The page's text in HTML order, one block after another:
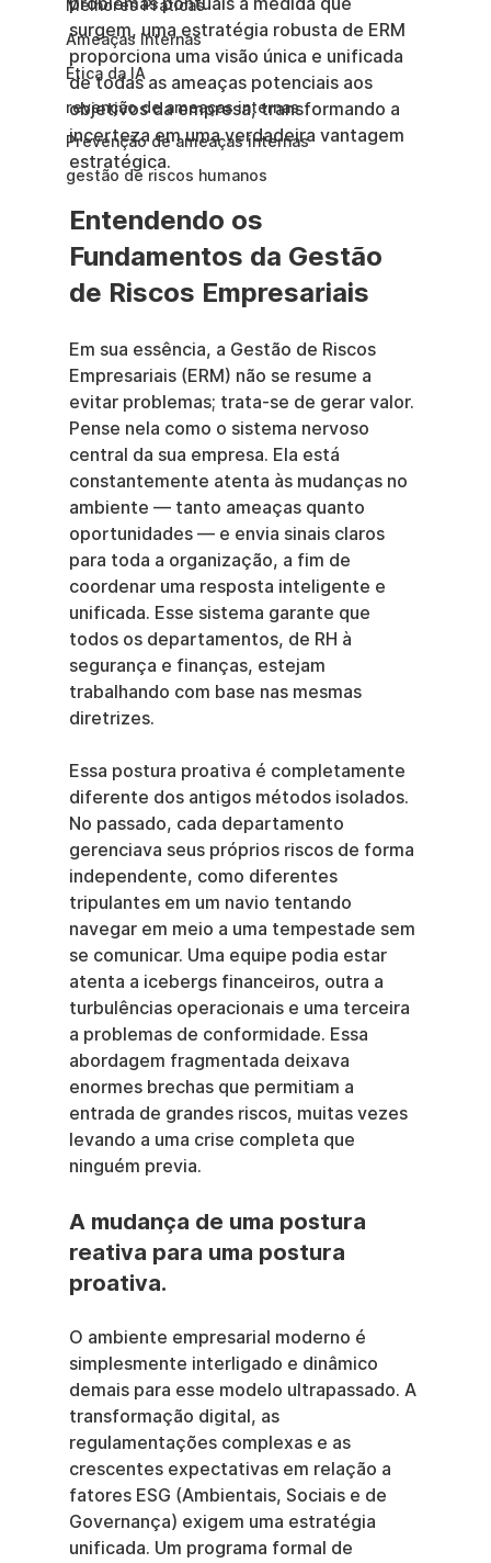
Melhores Práticas
Ameaças Internas
Ética da IA
revenção de ameaças internas
Prevenção de ameaças internas
gestão de riscos humanos
surgem, uma estratégia robusta de ERM
proporciona uma visão única e unificada
de todas as ameaças potenciais aos
objetivos da empresa, transformando a
incerteza em uma verdadeira vantagem
estratégica.
Entendendo os
Fundamentos da Gestão
de Riscos Empresariais
Em sua essência, a Gestão de Riscos
Empresariais (ERM) não se resume a
evitar problemas; trata-se de gerar valor.
Pense nela como o sistema nervoso
central da sua empresa. Ela está
constantemente atenta às mudanças no
ambiente — tanto ameaças quanto
oportunidades — e envia sinais claros
para toda a organização, a fim de
coordenar uma resposta inteligente e
unificada. Esse sistema garante que
todos os departamentos, de RH à
segurança e finanças, estejam
trabalhando com base nas mesmas
diretrizes.
Essa postura proativa é completamente
diferente dos antigos métodos isolados.
No passado, cada departamento
gerenciava seus próprios riscos de forma
independente, como diferentes
tripulantes em um navio tentando
navegar em meio a uma tempestade sem
se comunicar. Uma equipe podia estar
atenta a icebergs financeiros, outra a
turbulências operacionais e uma terceira
a problemas de conformidade. Essa
abordagem fragmentada deixava
enormes brechas que permitiam a
entrada de grandes riscos, muitas vezes
levando a uma crise completa que
ninguém previa.
A mudança de uma postura
reativa para uma postura
proativa.
O ambiente empresarial moderno é
simplesmente interligado e dinâmico
demais para esse modelo ultrapassado. A
transformação digital, as
regulamentações complexas e as
crescentes expectativas em relação a
fatores ESG (Ambientais, Sociais e de
Governança) exigem uma estratégia
unificada. Um programa formal de